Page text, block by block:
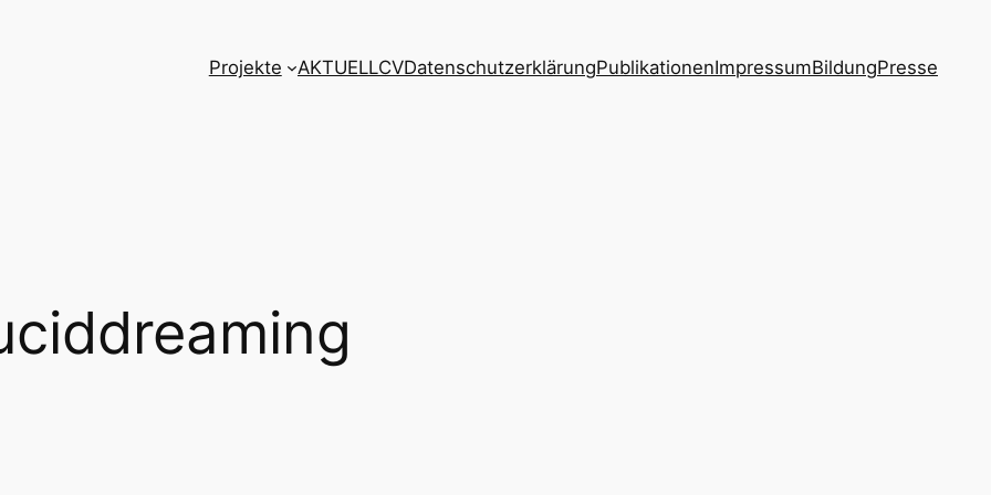
Projekte AKTUELLCVDatenschutzerklärungPublikationenImpressumBildungPresse